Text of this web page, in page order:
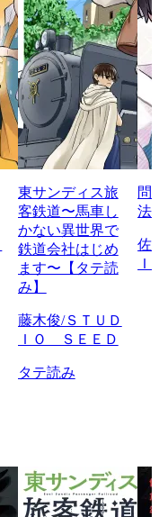
東サンディス旅
客鉄道〜馬車し
かない異世界で
鉄道会社はじめ
ます〜【タテ読
み】
藤木俊/ＳＴＵＤ
ＩＯ ＳＥＥＤ
タテ読み
問
法
佐